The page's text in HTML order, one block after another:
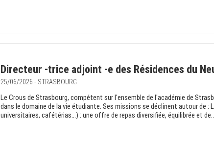
Directeur -trice adjoint -e des Résidences du
25/06/2026 - STRASBOURG
Le Crous de Strasbourg, compétent sur l'ensemble de l'académie de
dans le domaine de la vie étudiante. Ses missions se déclinent autour de
universitaires, cafétérias…) : une offre de repas diversifiée, équilibrée et